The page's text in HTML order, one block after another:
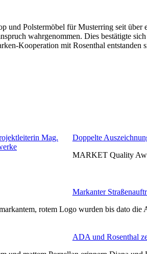
und Polstermöbel für Musterring seit
wahrgenommen. Dies bestätigte
Kooperation mit Rosenthal entstanden
Doppelte
MARKET Quality
Markanter
rotem Logo wurden bis dato
ADA und Rosenthal